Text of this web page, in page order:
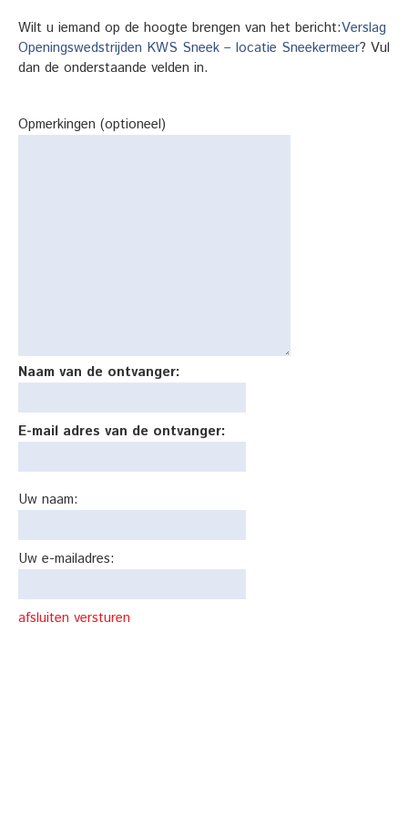
Wilt u iemand op de hoogte brengen van het bericht:Verslag
Openingswedstrijden KWS Sneek – locatie Sneekermeer? Vul
dan de onderstaande velden in.
Opmerkingen (optioneel)
Naam van de ontvanger:
E-mail adres van de ontvanger:
Uw naam:
Uw e-mailadres:
afsluiten versturen